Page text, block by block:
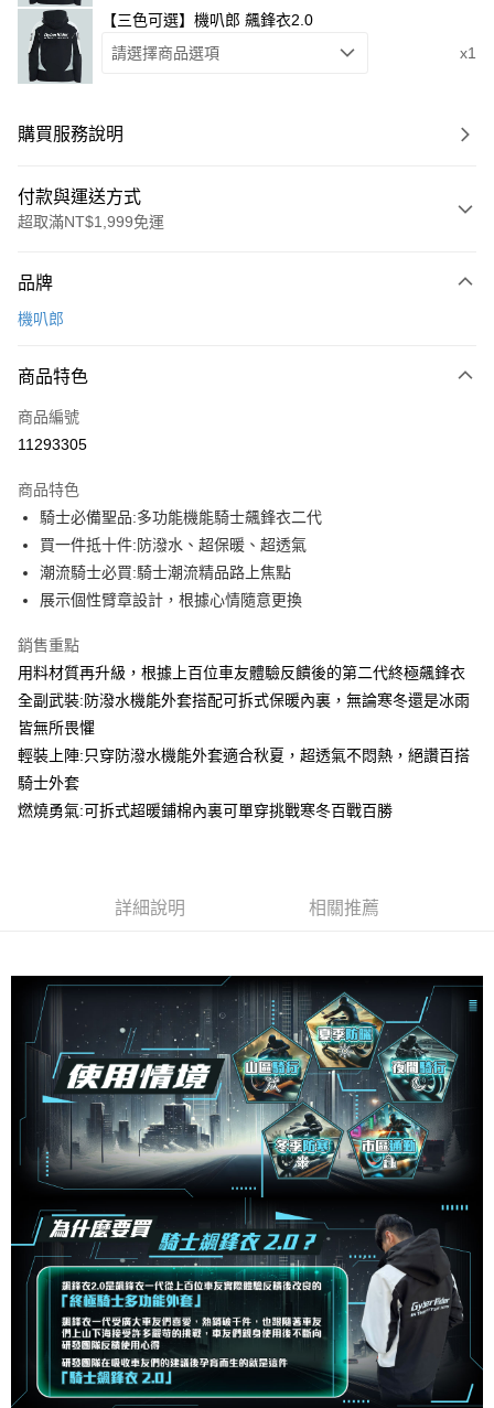
【三色可選】機叭郎 飆鋒衣2.0
請選擇商品選項
x1
購買服務說明
付款與運送方式
超取滿NT$1,999免運
信用卡一次付款
3 期 0 利率 每期
合作金庫商業銀行
上海商業儲蓄銀行
臺灣中小企業銀行
匯豐（台灣）商業銀行
華泰商業銀行
聯邦商業銀行
遠東國際商業銀行
元大商業銀行
永豐商業銀行
玉山商業銀行
星展（台灣）商業銀行
台灣樂天信用卡公司
超商取貨付款
LINE Pay
Apple Pay
街口支付
悠遊付
全盈+PAY
大哥付你分期
相關說明
【大哥付你分期使用說明】
2.付款方式選擇「大哥付你分期」，訂單成立後會自動跳轉到大哥付的交易
流程，驗證手機門號後，選擇欲分期的期數、繳款截止日，確認付款後即完
法說明評估內容。
2.透過簡訊連結打開帳單後，可選擇「超商條碼／台灣大直營門市／銀行轉
帳／街口支付／iPASS MONEY」等通路繳費。
【注意事項】
1.本服務係由「台灣大哥大股份有限公司」（以下簡稱本公司）所提供，讓
用戶於交易時，得透過本服務購買商品或服務，並由商店將買賣／分期付款
買賣價金債權讓與本公司後，依約使用本公司帳單繳交帳款。
2.基於同意付款使用「大哥付你分期」之契約關係目的，商店將以您的個人
資料（包含姓名、電話或地址）提供予台灣大哥大進項蒐集、處理及利用，
由本公司與您本人進行分期帳單所需資料之確認、核對及更正。
3.完整用戶服務條款，請詳閱以下連結：
https://oppay.tw/userRule
AFTEE先享後付
相關說明
【關於「AFTEE先享後付」】
２．便利：只要手機號碼，簡訊認證，即可結帳。
３．安心：先確認商品／服務後，再付款。
１．於結帳方式選擇「AFTEE先享後付」後，將跳轉至「AFTEE先享後付」
結帳頁面，進行簡訊認證並確認金額後，即可完成結帳。
２．訂單成立數日內，您將收到繳費通知簡訊。
３．收到繳費通知簡訊後14天內，點擊此簡訊中的連結，可透過四大超商／
ATM／網路銀行／等多元方式進行付款，方視為交易完成。
※ 請注意：結帳手續完成當下不需立刻繳費，但若您需要取消訂單，請聯絡
購買商品的店家。未經商家同意取消之訂單仍視為有效，需透過AFTEE先享
後付繳納相關費用。
※ 交易是否成功請以「AFTEE先享後付 」之結帳頁面顯示為準，若有關於
是否繳費成功／繳費後需取消欲退款等相關疑問，請聯繫「AFTEE先享後付
客戶支援中心」https://netprotections.freshdesk.com/support/home
【注意事項】
１．透過由恩沛科技股份有限公司提供之「AFTEE先享後付」服務完成之交
易，需依本服務之必要範圍內提供個人資料，並將交易相關給付款項請求債
權轉讓予恩沛科技股份有限公司。
２．關於個人資料處理事宜，請瀏覽以下網址：
https://aftee.tw/terms/#terms3
３．未成年的使用者請事先徵得法定代理人或監護人之同意方可使用
「AFTEE先享後付」，若未經同意申辦者引起之損失，本公司不負相關責
４．使用「AFTEE先享後付」時，將依據個別帳號之用戶狀況，依本公司即
付款後全家取貨
每筆NT$80，滿NT$1,999(含以上)免運費
7-11取貨付款
每筆NT$80，滿NT$1,999(含以上)免運費
付款後7-11取貨
每筆NT$80，滿NT$1,999(含以上)免運費
宅配
每筆NT$80，滿NT$1,999(含以上)免運費
品牌
機叭郎
商品特色
商品編號
11293305
商品特色
騎士必備聖品:多功能機能騎士飆鋒衣二代
買一件抵十件:防潑水、超保暖、超透氣
潮流騎士必買:騎士潮流精品路上焦點
展示個性臂章設計，根據心情隨意更換
銷售重點
用料材質再升級，根據上百位車友體驗反饋後的第二代終極飆鋒衣
全副武裝:防潑水機能外套搭配可拆式保暖內裏，無論寒冬還是冰雨
皆無所畏懼
輕裝上陣:只穿防潑水機能外套適合秋夏，超透氣不悶熱，絕讚百搭
騎士外套
燃燒勇氣:可拆式超暖鋪棉內裏可單穿挑戰寒冬百戰百勝
詳細說明 相關推薦